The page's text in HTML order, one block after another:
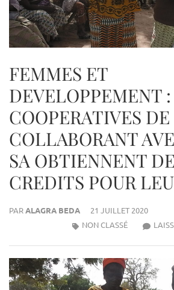
FEMMES ET
DEVELOPPEMENT
COOPERATIVES
COLLABORANT
SA OBTIENNENT
CREDITS POUR
PARALAGRA BEDA
21 JUILLET 2020
NON CLASSÉ